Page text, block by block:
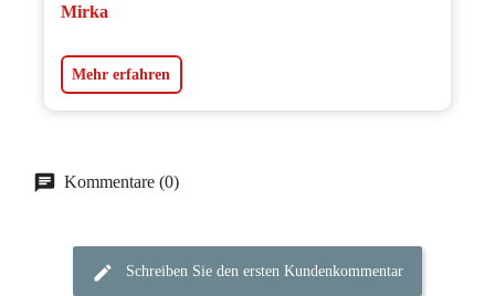
Mirka
Mehr erfahren
Kommentare (0)
Schreiben Sie den ersten Kundenkommentar